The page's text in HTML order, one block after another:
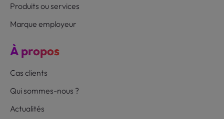
Produits ou services
Marque employeur
À propos
Cas clients
Qui sommes-nous ?
Actualités